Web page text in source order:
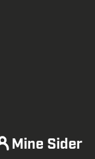
Mine Sider